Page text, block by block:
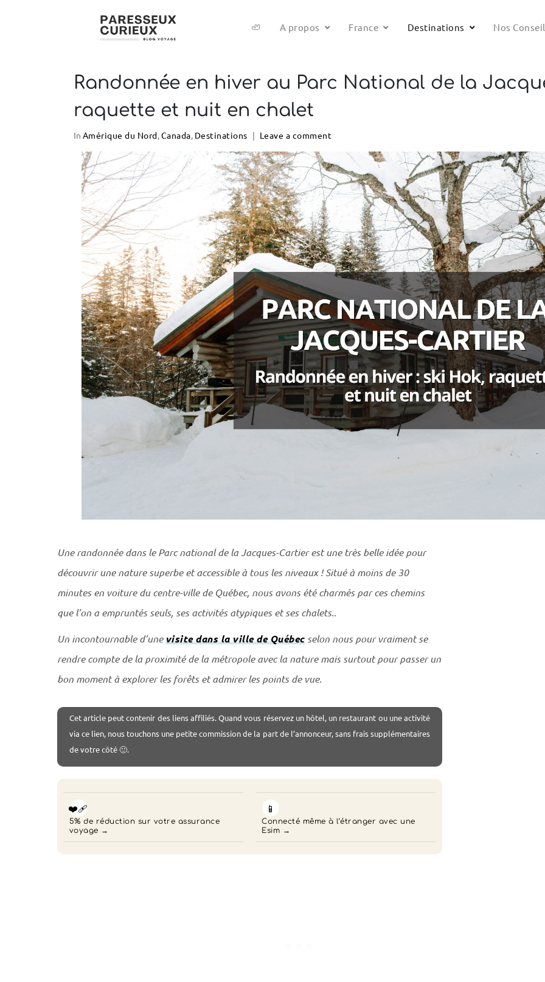
🦥 A propos France Destinations Nos
Randonnée en hiver au Parc National de la
raquette et nuit en chalet
In Amérique du Nord,Canada, Destinations Leave a comment
Une randonnée dans le Parc national de la Jacques-Cartier est une très belle idée pour
découvrir une nature superbe et accessible à tous les niveaux ! Situé à moins de 30
minutes en voiture du centre-ville de Québec, nous avons été charmés par ces chemins
que l’on a empruntés seuls, ses activités atypiques et ses chalets..
Un incontournable d’une visite dans la ville de Québec selon nous pour vraiment se
rendre compte de la proximité de la métropole avec la nature mais surtout pour passer un
bon moment à explorer les forêts et admirer les points de vue.
Cetarticle peut contenir des liens affiliés. Quand vous réservez un hôtel, un restaurant ou une activité
via ce lien, nous touchons une petite commission de la part de l’annonceur, sans frais supplémentaires
de votre côté 🙂.
❤️‍🩹
5% de réduction sur votre assurance
voyage
📱
Connecté même à l’étranger avec une
Esim